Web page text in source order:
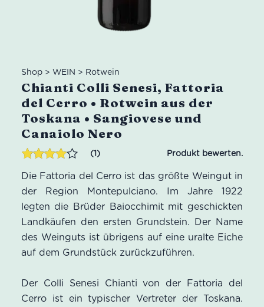
Shop> WEIN > Rotwein
Chianti Colli Senesi, Fattoria
del Cerro • Rotwein aus der
Toskana • Sangiovese und
Canaiolo Nero
mit 4.00
von 5,
basierend
auf
Kundenbewertung
1
Die Fattoria del Cerro ist das größte Weingut in
der Region Montepulciano. Im Jahre 1922
legten die Brüder Baiocchimit mit geschickten
Landkäufen den ersten Grundstein. Der Name
des Weinguts ist übrigens auf eine uralte Eiche
auf dem Grundstück zurückzuführen.
Der Colli Senesi Chianti von der Fattoria del
Cerro ist ein typischer Vertreter der Toskana.